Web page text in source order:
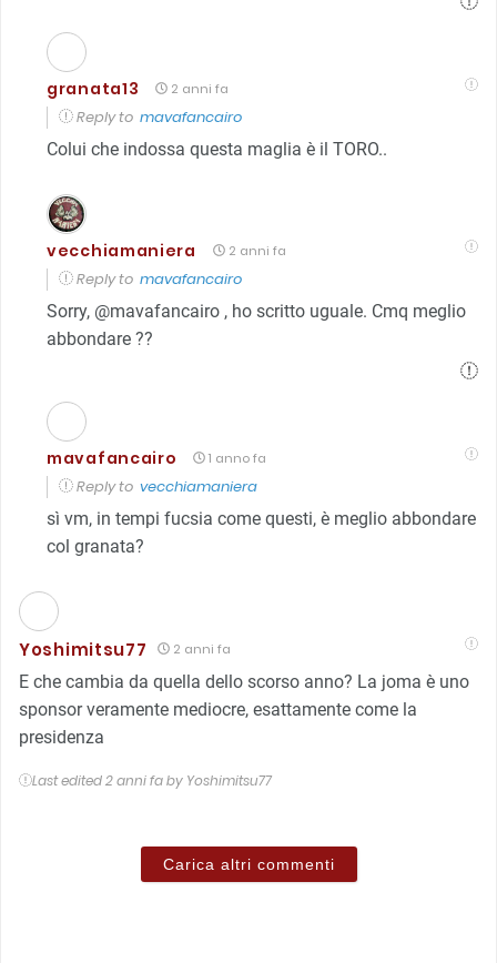
granata13 2 anni fa
Reply to mavafancairo
Colui che indossa questa maglia è il TORO..
vecchiamaniera 2 anni fa
Reply to mavafancairo
Sorry, @mavafancairo , ho scritto uguale. Cmq meglio
abbondare ??
mavafancairo 1 anno fa
Reply to vecchiamaniera
sì vm, in tempi fucsia come questi, è meglio abbondare
col granata?
Yoshimitsu77 2 anni fa
E che cambia da quella dello scorso anno? La joma è uno
sponsor veramente mediocre, esattamente come la
presidenza
Last edited 2 anni fa by Yoshimitsu77
Carica altri commenti